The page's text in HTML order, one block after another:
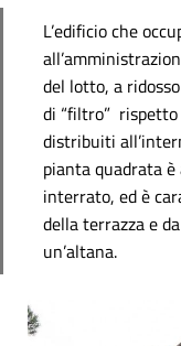
L’edificio che
del lotto, a
di “filtro”
distribuiti
pianta quadrata
interrato, ed è
della terrazza e
un’altana.